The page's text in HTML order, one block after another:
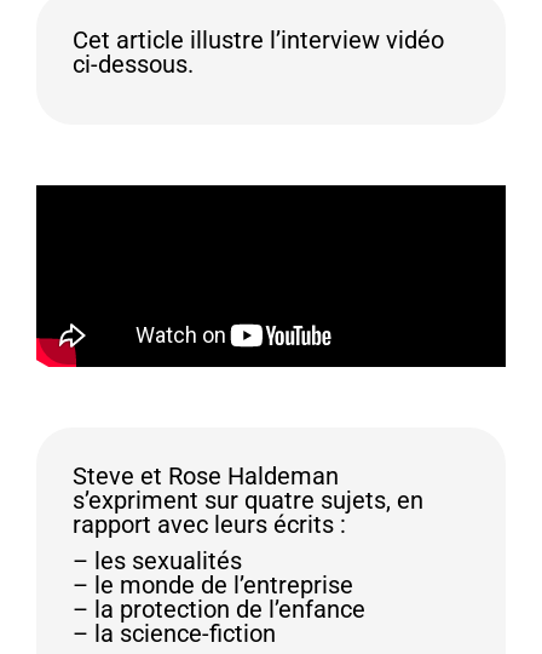
Cet article illustre l’interview vidéo
ci-dessous.
Steve et Rose Haldeman
s’expriment sur quatre sujets, en
rapport avec leurs écrits :
– les sexualités
– le monde de l’entreprise
– la protection de l’enfance
– la science-fiction